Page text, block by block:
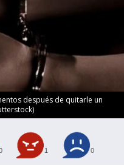
después de quitarle un
1 0